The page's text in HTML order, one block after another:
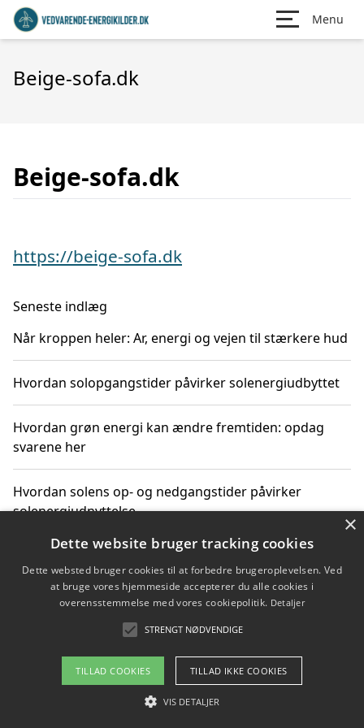
Menu
Beige-sofa.dk
Beige-sofa.dk
https://beige-sofa.dk
Seneste indlæg
Når kroppen heler: Ar, energi og vejen til stærkere hud
Hvordan solopgangstider påvirker solenergiudbyttet
Hvordan grøn energi kan ændre fremtiden: opdag
svarene her
Hvordan solens op- og nedgangstider påvirker
solenergiudnyttelse
Hvordan du får svar på energispørgsmål om
vedvarende energikilder
Om / kontakt
Blog Betingelser
×
Dette website bruger tracking cookies
Dette websted bruger cookies til at forbedre brugeroplevelsen. Ved
at bruge vores hjemmeside accepterer du alle cookies i
overensstemmelse med vores cookiepolitik. Detaljer
STRENGT NØDVENDIGE
TILLAD COOKIES TILLAD IKKE COOKIES
VIS DETALJER